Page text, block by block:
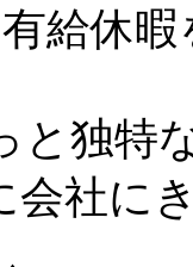
給休
と独特
会社に